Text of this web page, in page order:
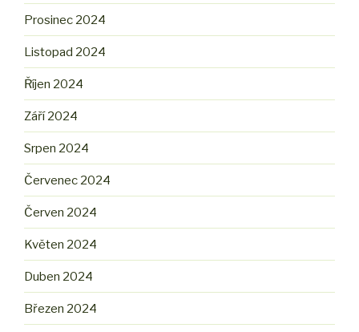
Prosinec 2024
Listopad 2024
Říjen 2024
Září 2024
Srpen 2024
Červenec 2024
Červen 2024
Květen 2024
Duben 2024
Březen 2024